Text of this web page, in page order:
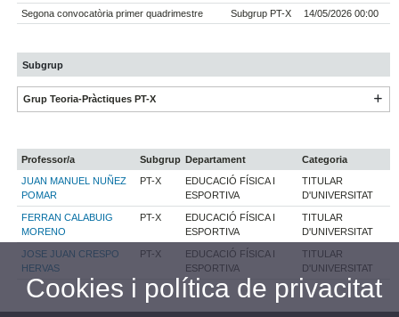
Segona convocatòria primer quadrimestre
Subgrup PT-X 14/05/2026 00:00
Subgrup
Grup Teoria-Pràctiques PT-X
Professor/a Subgrup Departament
Categoria
JUAN MANUEL NUÑEZ
POMAR
PT-X
EDUCACIÓ FÍSICA I
ESPORTIVA
TITULAR
D'UNIVERSITAT
FERRAN CALABUIG
MORENO
PT-X
EDUCACIÓ FÍSICA I
ESPORTIVA
TITULAR
D'UNIVERSITAT
JOSE JUAN CRESPO
HERVAS
PT-X
EDUCACIÓ FÍSICA I
ESPORTIVA
TITULAR
D'UNIVERSITAT
Cookies i política de privacitat